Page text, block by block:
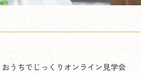
おうちでじっくりオンライン見学会